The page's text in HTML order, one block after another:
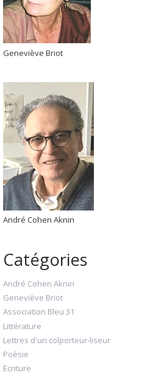
Geneviève Briot
André Cohen Aknin
Catégories
André Cohen Aknin
Geneviève Briot
Association Bleu 31
Littérature
Lettres d'un colporteur-liseur
Poésie
Ecriture